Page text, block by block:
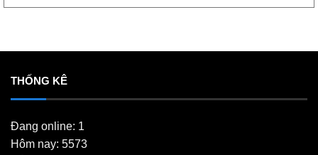
THỐNG KÊ
Đang online: 1
Hôm nay: 5573